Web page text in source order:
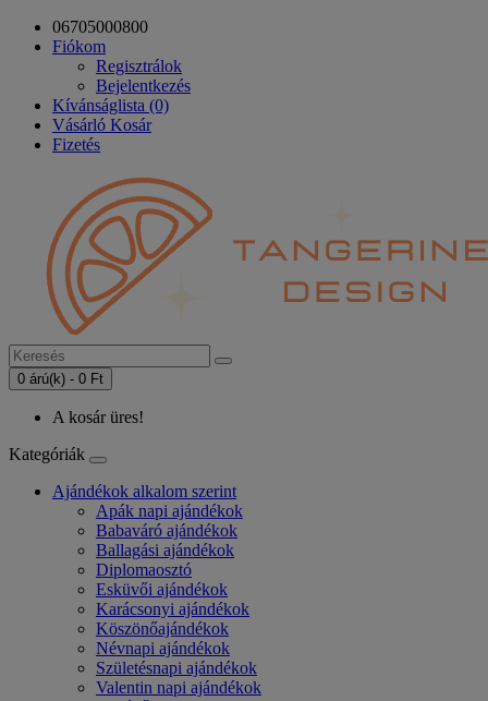
06705000800
Fiókom
Regisztrálok
Bejelentkezés
Kívánságlista (0)
Vásárló Kosár
Fizetés
0 árú(k) - 0 Ft
A kosár üres!
Kategóriák
Ajándékok alkalom szerint
Apák napi ajándékok
Babaváró ajándékok
Ballagási ajándékok
Diplomaosztó
Esküvői ajándékok
Karácsonyi ajándékok
Köszönőajándékok
Névnapi ajándékok
Születésnapi ajándékok
Valentin napi ajándékok